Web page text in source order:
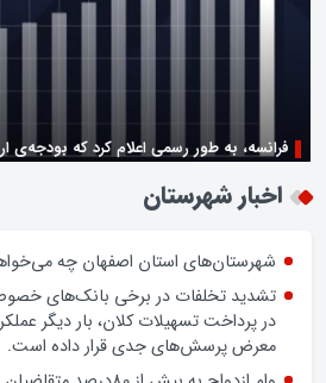
فرانسه، به طور رسمی اعلام کرد که بودجه‌ی
زن اگر خوب باشه یه زندگی حالش خوبه/روز
اخبار شهرستان
شهرستان‌های استان اصفهان چه